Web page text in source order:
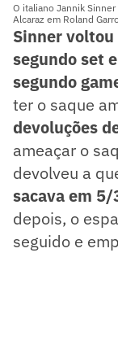
O italiano Jannik
Alcaraz em Roland
Sinner
segundo set
segundo
ter o saque
devoluções
ameaçar o
devolveu a
sacava em
depois, o
seguido e